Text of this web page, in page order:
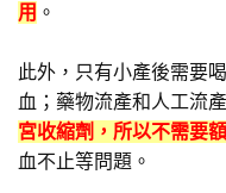
用 。
此外，只有小產後需要
血；藥物流產和人工流
宮收縮劑，所以不需要
血不止等問題。